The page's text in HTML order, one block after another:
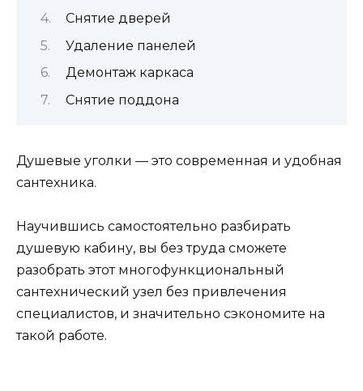
Снятие дверей
Удаление панелей
Демонтаж каркаса
Снятие поддона
Душевые уголки — это современная и удобная
сантехника.
Научившись самостоятельно разбирать
душевую кабину, вы без труда сможете
разобрать этот многофункциональный
сантехнический узел без привлечения
специалистов, и значительно сэкономите на
такой работе.